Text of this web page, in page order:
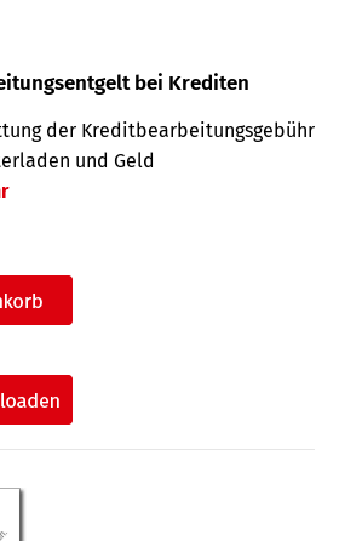
bei Krediten
der Kreditbearbeitungsgebühr
und Geld